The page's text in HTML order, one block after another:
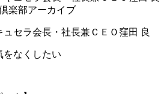
楽部アーカイブ
ュセラ会長・社長兼ＣＥＯ窪田 良
をなくしたい